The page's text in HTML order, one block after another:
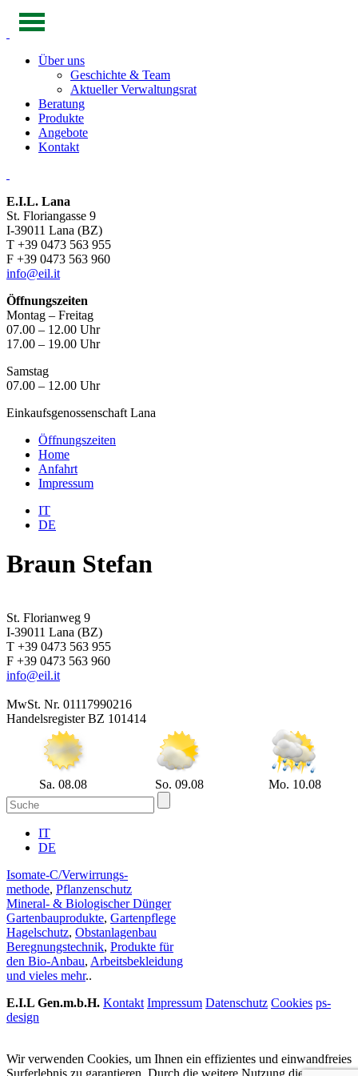
Über uns
Geschichte & Team
Aktueller Verwaltungsrat
Beratung
Produkte
Angebote
Kontakt
E.I.L. Lana
St. Floriangasse 9
I-39011 Lana (BZ)
T +39 0473 563 955
F +39 0473 563 960
info@eil.it
Öffnungszeiten
Montag – Freitag
07.00 – 12.00 Uhr
17.00 – 19.00 Uhr
Samstag
07.00 – 12.00 Uhr
Einkaufsgenossenschaft Lana
Öffnungszeiten
Home
Anfahrt
Impressum
IT
DE
Braun Stefan
St. Florianweg 9
I-39011 Lana (BZ)
T +39 0473 563 955
F +39 0473 563 960
info@eil.it
MwSt. Nr. 01117990216
Handelsregister BZ 101414
Sa. 08.08 So. 09.08 Mo. 10.08
IT
DE
Isomate-C/Verwirrungs-
methode, Pflanzenschutz
Mineral- & Biologischer Dünger
Gartenbauprodukte, Gartenpflege
Hagelschutz, Obstanlagenbau
Beregnungstechnik, Produkte für
den Bio-Anbau, Arbeitsbekleidung
und vieles mehr..
E.I.L Gen.m.b.H. Kontakt Impressum Datenschutz Cookies ps-
design
Wir verwenden Cookies, um Ihnen ein effizientes und einwandfreies
Surferlebnis zu garantieren. Durch die weitere Nutzung dieser